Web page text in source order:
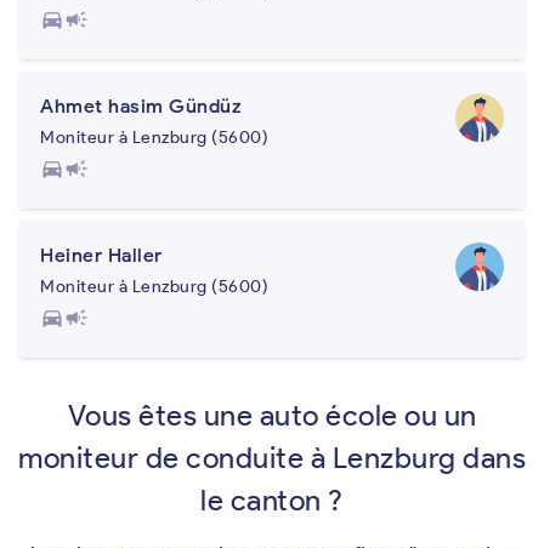
directions_carcampaign
Ahmet hasim Gündüz
Moniteur à Lenzburg (5600)
directions_carcampaign
Heiner Haller
Moniteur à Lenzburg (5600)
directions_carcampaign
Vous êtes une auto école ou un
moniteur de conduite à Lenzburg dans
le canton ?